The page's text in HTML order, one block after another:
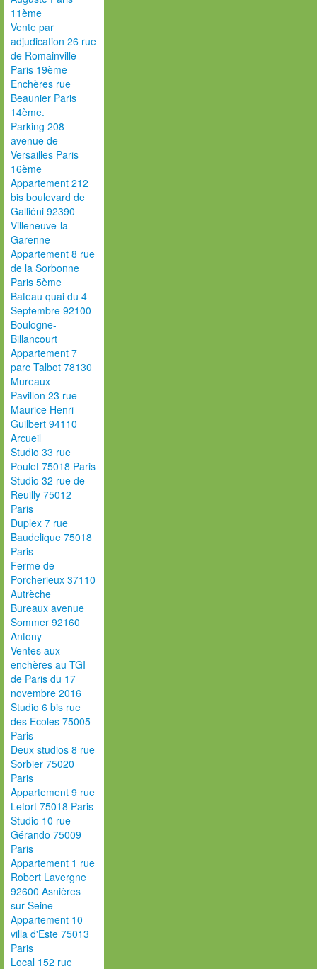
11ème
Vente par
adjudication 26 rue
de Romainville
Paris 19ème
Enchères rue
Beaunier Paris
14ème.
Parking 208
avenue de
Versailles Paris
16ème
Appartement 212
bis boulevard de
Galliéni 92390
Villeneuve-la-
Garenne
Appartement 8 rue
de la Sorbonne
Paris 5ème
Bateau quai du 4
Septembre 92100
Boulogne-
Billancourt
Appartement 7
parc Talbot 78130
Mureaux
Pavillon 23 rue
Maurice Henri
Guilbert 94110
Arcueil
Studio 33 rue
Poulet 75018 Paris
Studio 32 rue de
Reuilly 75012
Paris
Duplex 7 rue
Baudelique 75018
Paris
Ferme de
Porcherieux 37110
Autrèche
Bureaux avenue
Sommer 92160
Antony
Ventes aux
enchères au TGI
de Paris du 17
novembre 2016
Studio 6 bis rue
des Ecoles 75005
Paris
Deux studios 8 rue
Sorbier 75020
Paris
Appartement 9 rue
Letort 75018 Paris
Studio 10 rue
Gérando 75009
Paris
Appartement 1 rue
Robert Lavergne
92600 Asnières
sur Seine
Appartement 10
villa d'Este 75013
Paris
Local 152 rue